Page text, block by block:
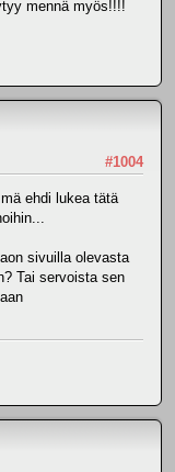
mennä myös!!!!
#1004
ehdi lukea tätä
sivuilla olevasta
Tai servoista sen